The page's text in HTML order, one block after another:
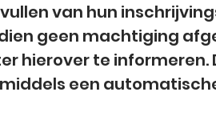
van hun
geen machtiging
hierover te
een